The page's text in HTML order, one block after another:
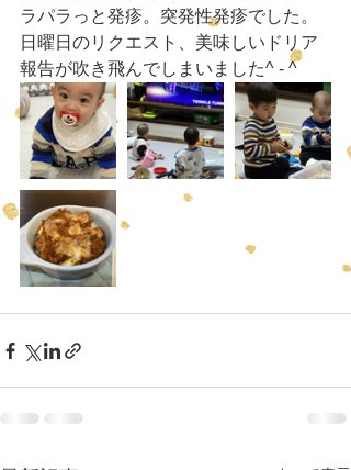
ラパラっと発疹。突発性発疹でした。
日曜日のリクエスト、美味しいドリア
報告が吹き飛んでしまいました^ - ^